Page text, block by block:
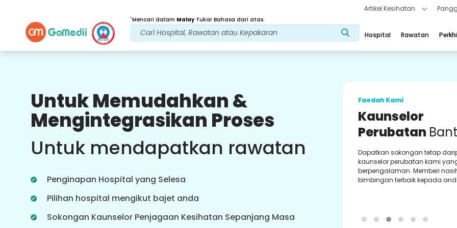
Artikel Kesihatan
*Mencari dalam MalayTukar Bahasa dari atas.
Hospital Rawatan
Untuk Memudahkan &
Mengintegrasikan Proses
Untuk mendapatkan rawatan
Penginapan Hospital yang Selesa
Pilihan hospital mengikut bajet anda
Sokongan Kaunselor Penjagaan Kesihatan Sepanjang Masa
Faedah Kami
Rawatan Selepas
penjagaan susulan
Dapatkan sokongan perubatan dan
setiap masa. Kemas kini berkala
Faedah Kami
Kaunselor
Perubatan
Dapatkan sokongan tetap
kaunselor perubatan kami
berpengalaman. Memberi
bimbingan terbaik kepada